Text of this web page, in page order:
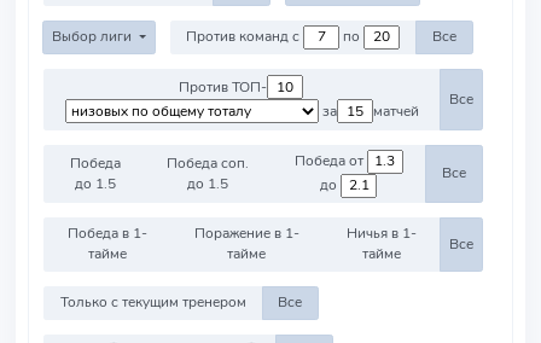
Выбор лиги Против команд с по Все
Против ТОП-
за
матчей
Все
Победа
до 1.5
Победа соп.
до 1.5
Победа от
до
Все
Победа в 1-
тайме
Поражение в 1-
тайме
Ничья в 1-
тайме
Все
Только с текущим тренером Все